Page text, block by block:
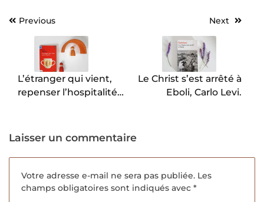
Navigation
l’article
Previous
L’étranger qui vient,
repenser l’hospitalité,
Next
Le Christ s’est arrêté à
Eboli, Carlo Levi.
Laisser un commentaire
Votre adresse e-mail ne sera pas publiée. Les
champs obligatoires sont indiqués avec *